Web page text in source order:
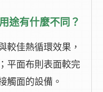
途有什麼不同？
較佳熱循環效果，
平面布則表面較完
觸面的設備。